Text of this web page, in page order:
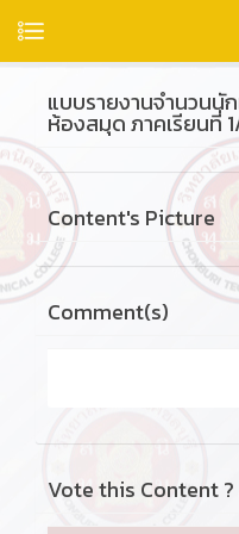
แบบรายงานจำนวนนั
ห้องสมุด ภาคเรียนที่
Content's Picture
Comment(s)
Vote this Content ?